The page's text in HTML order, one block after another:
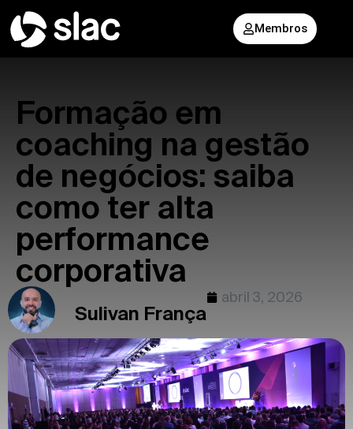
Membros
Formação em
coaching na gestão
de negócios: saiba
como ter alta
performance
corporativa
Sulivan França
abril 3, 2026